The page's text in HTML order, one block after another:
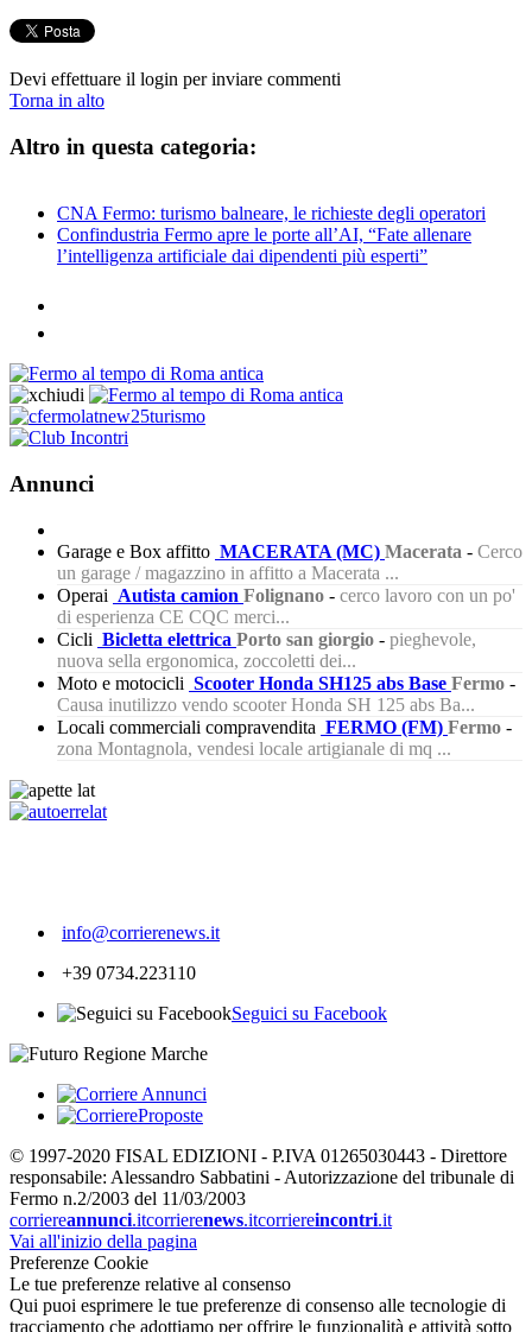
Devi effettuare il login per inviare commenti
Torna in alto
Altro in questa categoria:
CNA Fermo: turismo balneare, le richieste degli operatori
Confindustria Fermo apre le porte all’AI, “Fate allenare
l’intelligenza artificiale dai dipendenti più esperti”
Annunci
Garage e Box affitto MACERATA (MC) Macerata - Cerco
un garage / magazzino in affitto a Macerata ...
Operai Autista camion Folignano - cerco lavoro con un po'
di esperienza CE CQC merci...
Cicli Bicletta elettrica Porto san giorgio - pieghevole,
nuova sella ergonomica, zoccoletti dei...
Moto e motocicli Scooter Honda SH125 abs Base Fermo -
Causa inutilizzo vendo scooter Honda SH 125 abs Ba...
Locali commerciali compravendita FERMO (FM) Fermo -
zona Montagnola, vendesi locale artigianale di mq ...
info@corrierenews.it
+39 0734.223110
Seguici su Facebook
© 1997-2020 FISAL EDIZIONI - P.IVA 01265030443 - Direttore
responsabile: Alessandro Sabbatini - Autorizzazione del tribunale di
Fermo n.2/2003 del 11/03/2003
corriereannunci.itcorrierenews.itcorriereincontri.it
Vai all'inizio della pagina
Preferenze Cookie
Le tue preferenze relative al consenso
Qui puoi esprimere le tue preferenze di consenso alle tecnologie di
tracciamento che adottiamo per offrire le funzionalità e attività sotto